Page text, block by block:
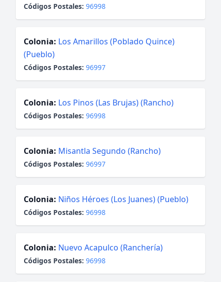
Códigos Postales: 96998
Colonia: Los Amarillos (Poblado Quince)
(Pueblo)
Códigos Postales: 96997
Colonia: Los Pinos (Las Brujas) (Rancho)
Códigos Postales: 96998
Colonia: Misantla Segundo (Rancho)
Códigos Postales: 96997
Colonia: Niños Héroes (Los Juanes) (Pueblo)
Códigos Postales: 96998
Colonia: Nuevo Acapulco (Ranchería)
Códigos Postales: 96998